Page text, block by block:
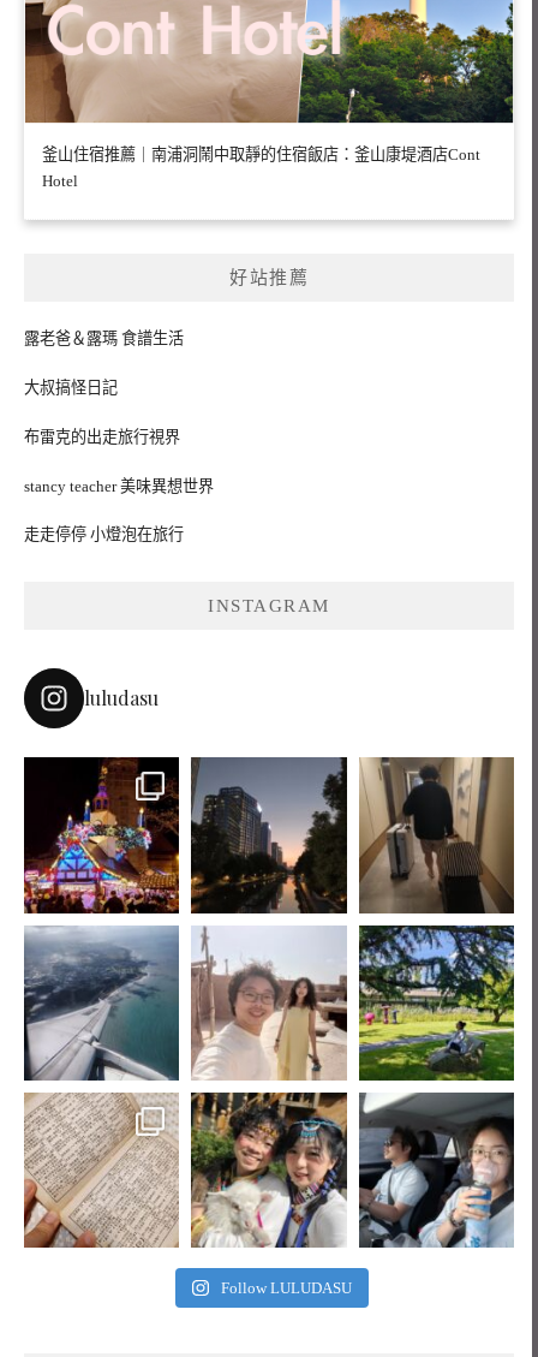
釜山住宿推薦｜南浦洞鬧中取靜的住宿飯店：釜山康堤酒店Cont
Hotel
好站推薦
露老爸＆露瑪 食譜生活
大叔搞怪日記
布雷克的出走旅行視界
stancy teacher 美味異想世界
走走停停 小燈泡在旅行
INSTAGRAM
luludasu
Follow LULUDASU